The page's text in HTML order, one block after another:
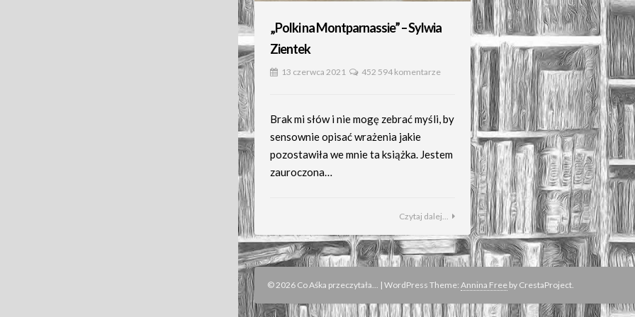
„Polki na Montparnassie” – Sylwia
Zientek
13 czerwca 2021 452 594 komentarze
Brak mi słów i nie mogę zebrać myśli, by
sensownie opisać wrażenia jakie
pozostawiła we mnie ta książka. Jestem
zauroczona…
Czytaj dalej...
© 2026 Co Aśka przeczytała... | WordPress Theme: Annina Freeby CrestaProject.